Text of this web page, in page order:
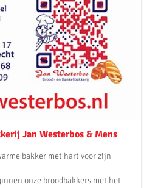
Jan Westerbos & Mens
bakker met hart voor zijn
onze broodbakkers met het